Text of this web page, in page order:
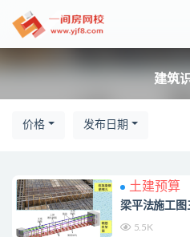
建筑
价格 发布日期
土建预算
梁平法施工图
5.5K